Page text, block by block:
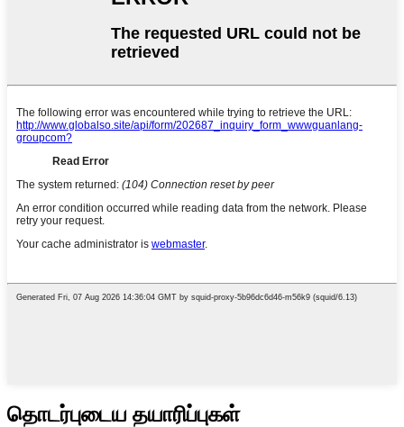
தொடர்புடைய தயாரிப்புகள்